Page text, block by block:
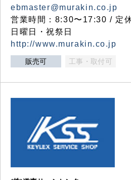
ebmaster@murakin.co.jp
営業時間：8:30〜17:30 / 定
日曜日・祝祭日
http://www.murakin.co.jp
販売可 工事・取付可